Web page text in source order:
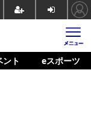
ント eスポーツ